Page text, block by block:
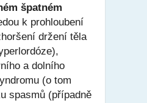
špatném
k prohloubení
držení těla
a dolního
(o tom
spasmů (případně